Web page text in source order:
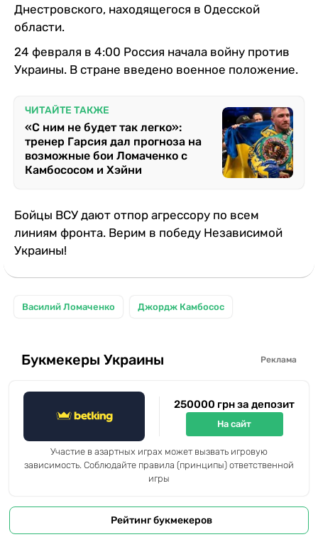
Днестровского, находящегося в Одесской
области.
24 февраля в 4:00 Россия начала войну против
Украины. В стране введено военное положение.
ЧИТАЙТЕ ТАКЖЕ
«С ним не будет так легко»:
тренер Гарсия дал прогноза на
возможные бои Ломаченко с
Камбососом и Хэйни
Бойцы ВСУ дают отпор агрессору по всем
линиям фронта. Верим в победу Независимой
Украины!
Василий Ломаченко Джордж Камбосос
Букмекеры Украины Реклама
250000 грн за депозит
На сайт
Участие в азартных играх может вызвать игровую
зависимость. Соблюдайте правила (принципы) ответственной
игры
Рейтинг букмекеров